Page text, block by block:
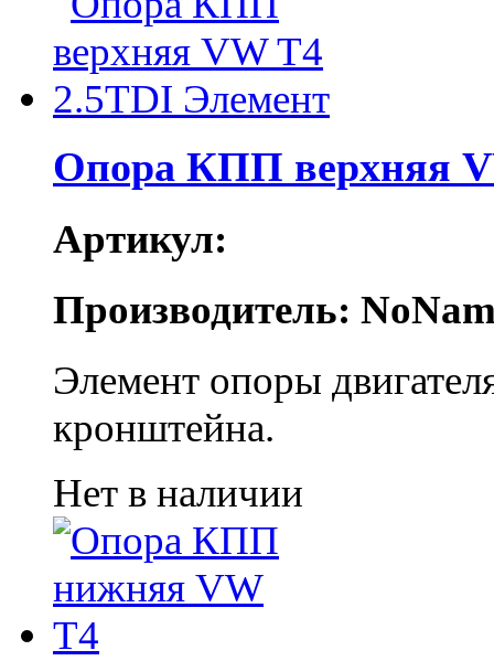
Опора КПП верхняя
Артикул:
Производитель:
Элемент опоры
кронштейна.
Нет в наличии